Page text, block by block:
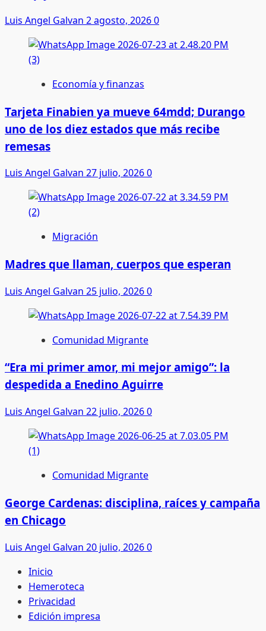
Luis Angel Galvan 2 agosto, 20260
Economía y finanzas
Tarjeta Finabien ya mueve 64mdd; Durango
uno de los diez estados que más recibe
remesas
Luis Angel Galvan 27 julio, 20260
Migración
Madres que llaman, cuerpos que esperan
Luis Angel Galvan 25 julio, 20260
Comunidad Migrante
“Era mi primer amor, mi mejor amigo”: la
despedida a Enedino Aguirre
Luis Angel Galvan 22 julio, 20260
Comunidad Migrante
George Cardenas: disciplina, raíces y campaña
en Chicago
Luis Angel Galvan 20 julio, 20260
Inicio
Hemeroteca
Privacidad
Edición impresa